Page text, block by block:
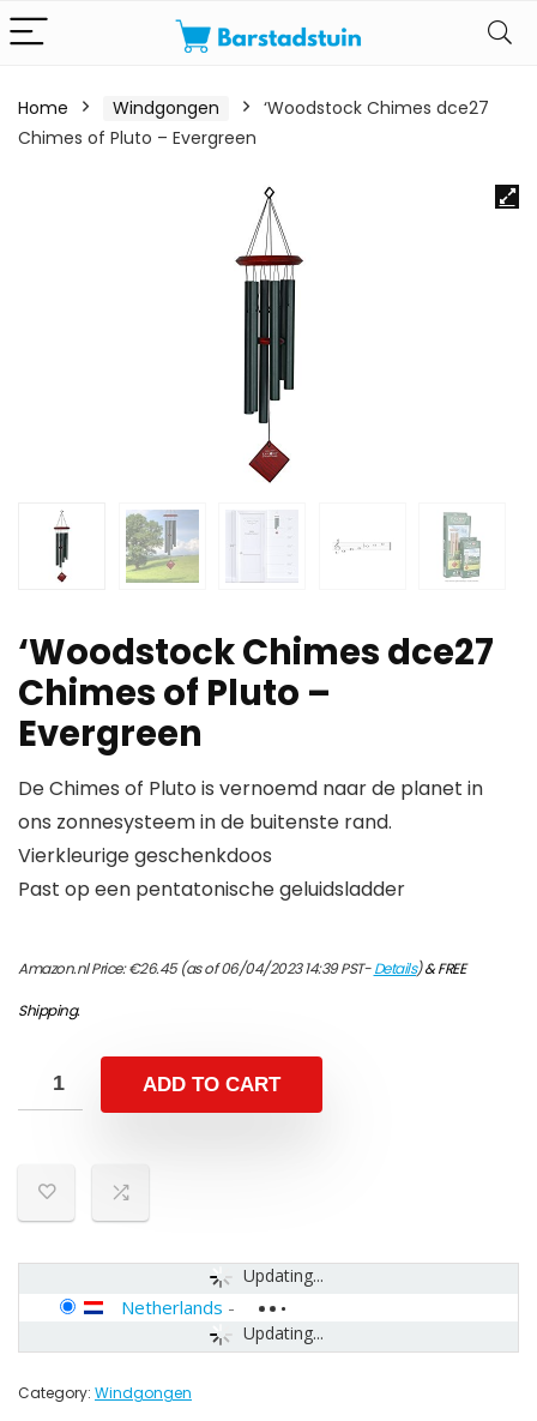
Home Windgongen
‘Woodstock Chimes dce27
Chimes of Pluto – Evergreen
‘Woodstock Chimes dce27
Chimes of Pluto –
Evergreen
De Chimes of Pluto is vernoemd naar de planet in
ons zonnesysteem in de buitenste rand.
Vierkleurige geschenkdoos
Past op een pentatonische geluidsladder
Amazon.nl Price:€26.45(as of 06/04/2023 14:39 PST-Details)&FREE
Shipping.
ADD TO CART
Updating...
Updating...
Netherlands -
Category: Windgongen